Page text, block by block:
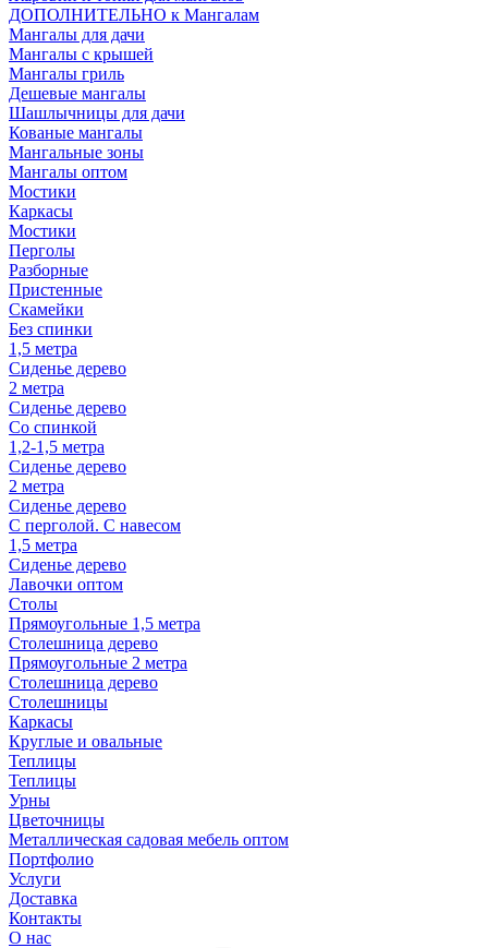
ДОПОЛНИТЕЛЬНО к Мангалам
Мангалы для дачи
Мангалы с крышей
Мангалы гриль
Дешевые мангалы
Шашлычницы для дачи
Кованые мангалы
Мангальные зоны
Мангалы оптом
Мостики
Каркасы
Мостики
Перголы
Разборные
Пристенные
Скамейки
Без спинки
1,5 метра
Сиденье дерево
2 метра
Сиденье дерево
Со спинкой
1,2-1,5 метра
Сиденье дерево
2 метра
Сиденье дерево
С перголой. С навесом
1,5 метра
Сиденье дерево
Лавочки оптом
Столы
Прямоугольные 1,5 метра
Столешница дерево
Прямоугольные 2 метра
Столешница дерево
Столешницы
Каркасы
Круглые и овальные
Теплицы
Теплицы
Урны
Цветочницы
Металлическая садовая мебель оптом
Портфолио
Услуги
Доставка
Контакты
О нас